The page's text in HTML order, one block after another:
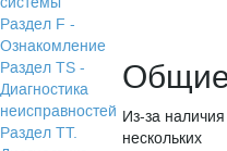
Раздел F -
Ознакомление
Раздел TS -
Диагностика
неисправностей
Раздел TТ.
Из-за наличия
нескольких